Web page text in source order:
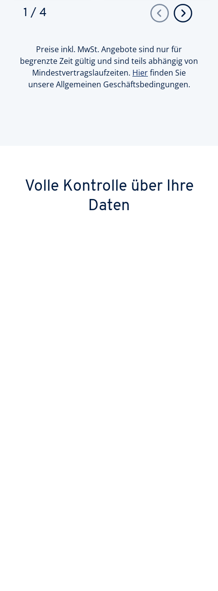
1 / 4
Preise inkl. MwSt. Angebote sind nur für
begrenzte Zeit gültig und sind teils abhängig von
Mindestvertragslaufzeiten. Hierfinden Sie
unsere Allgemeinen Geschäftsbedingungen.
Volle Kontrolle über Ihre
Daten